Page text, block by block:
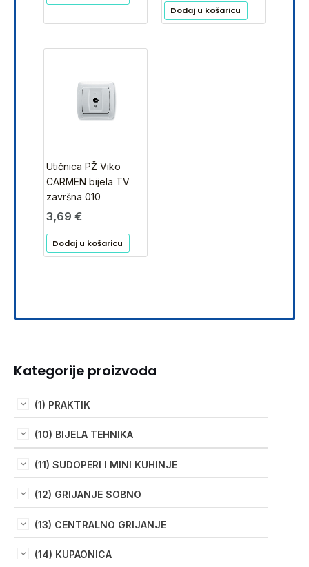
Kategorije proizvoda
(1) PRAKTIK
(10) BIJELA TEHNIKA
(11) SUDOPERI I MINI KUHINJE
(12) GRIJANJE SOBNO
(13) CENTRALNO GRIJANJE
(14) KUPAONICA
Dodaj u košaricu
Utičnica PŽ Viko
CARMEN bijela TV
završna 010
3,69 €
Dodaj u košaricu